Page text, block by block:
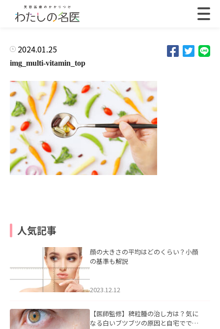
2024.01.25
img_multi-vitamin_top
人気記事
顔の大きさの平均はどのくらい？小顔
の基準も解説
2023.12.12
【医師監修】稗粒腫の治し方は？気に
なる白いブツブツの原因と自宅ででき